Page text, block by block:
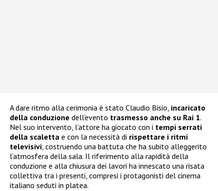
A dare ritmo alla cerimonia è stato Claudio Bisio, incaricato
della conduzione dell’evento trasmesso anche su Rai 1.
Nel suo intervento, l’attore ha giocato con i tempi serrati
della scaletta e con la necessità di rispettare i ritmi
televisivi, costruendo una battuta che ha subito alleggerito
l’atmosfera della sala. Il riferimento alla rapidità della
conduzione e alla chiusura dei lavori ha innescato una risata
collettiva tra i presenti, compresi i protagonisti del cinema
italiano seduti in platea.